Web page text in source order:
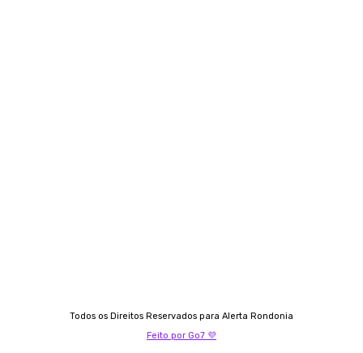
Todos os Direitos Reservados para Alerta Rondonia
Feito por Go7 💜